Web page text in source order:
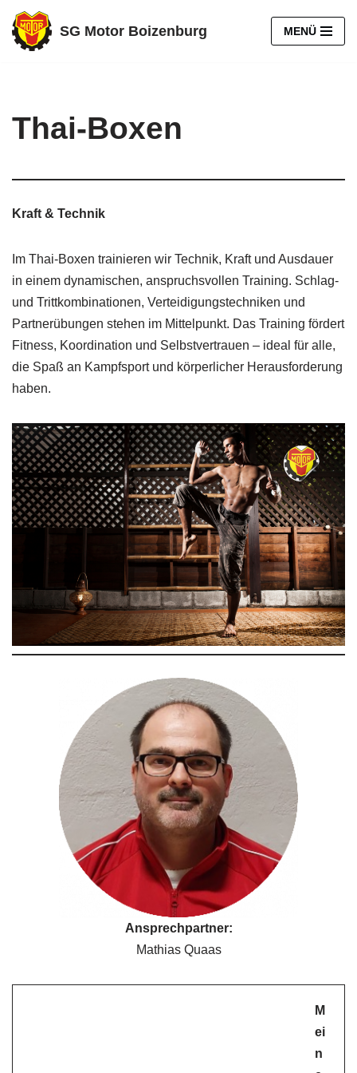
Zum
SG Motor Boizenburg MENÜ
Thai-Boxen
Kraft & Technik
Im Thai-Boxen trainieren wir Technik, Kraft und Ausdauer
in einem dynamischen, anspruchsvollen Training. Schlag-
und Trittkombinationen, Verteidigungstechniken und
Partnerübungen stehen im Mittelpunkt. Das Training fördert
Fitness, Koordination und Selbstvertrauen – ideal für alle,
die Spaß an Kampfsport und körperlicher Herausforderung
haben.
Ansprechpartner:
Mathias Quaas
M
ei
n